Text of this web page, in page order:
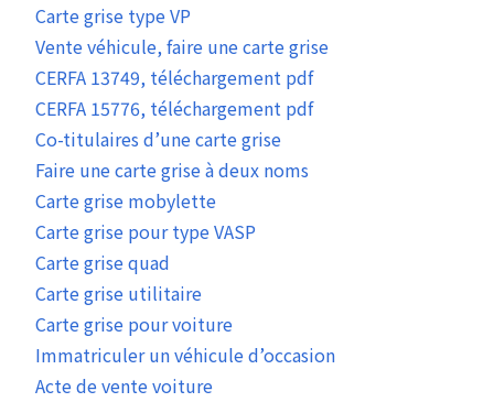
Carte grise type VP
Vente véhicule, faire une carte grise
CERFA 13749, téléchargement pdf
CERFA 15776, téléchargement pdf
Co-titulaires d’une carte grise
Faire une carte grise à deux noms
Carte grise mobylette
Carte grise pour type VASP
Carte grise quad
Carte grise utilitaire
Carte grise pour voiture
Immatriculer un véhicule d’occasion
Acte de vente voiture